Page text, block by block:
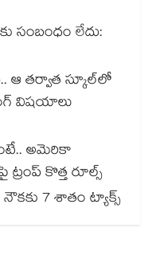
సంబంధం లేదు:
ఆ తర్వాత స్కూల్‌లో
విషయాలు
అమెరికా
కొత్త రూల్స్
7 శాతం ట్యాక్స్